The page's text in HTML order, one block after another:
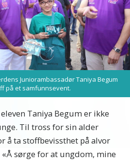
Juniorambassadør Taniya Begum
på et samfunnsevent.
Taniya Begum er ikke
Til tross for sin alder
å ta stoffbevissthet på alvor
sørge for at ungdom, mine